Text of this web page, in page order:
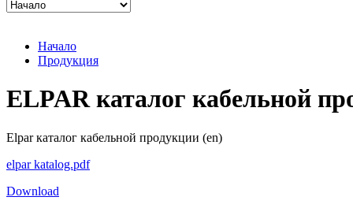
Начало
Продукция
ELPAR каталог кабельной
Elpar каталог кабельной продукции (en)
elpar katalog.pdf
Download